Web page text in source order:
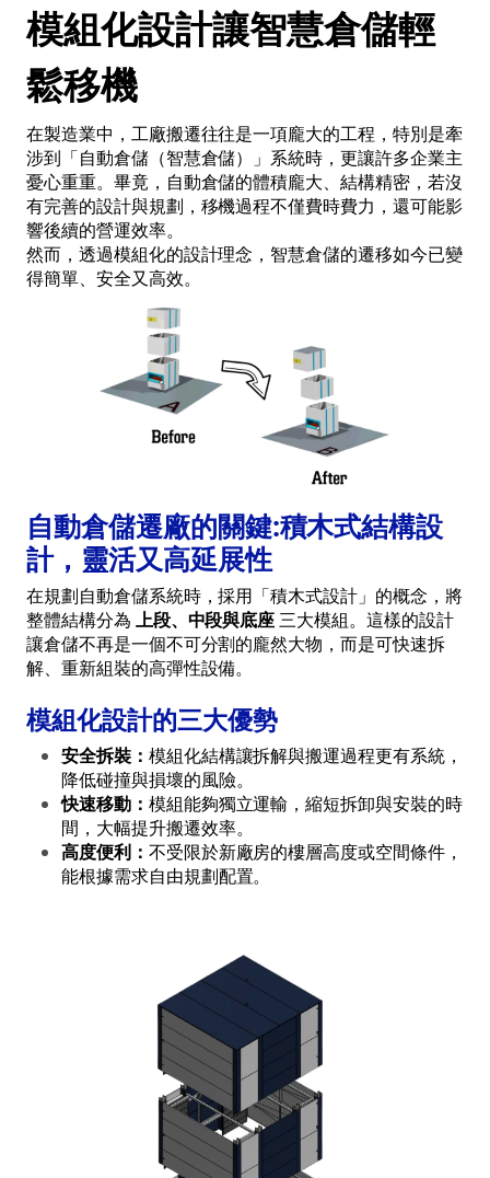
模組化設計讓智慧倉儲輕
鬆移機
在製造業中，工廠搬遷往往是一項龐大的工程，特別是牽
涉到「自動倉儲（智慧倉儲）」系統時，更讓許多企業主
憂心重重。畢竟，自動倉儲的體積龐大、結構精密，若沒
有完善的設計與規劃，移機過程不僅費時費力，還可能影
響後續的營運效率。
然而，透過模組化的設計理念，智慧倉儲的遷移如今已變
得簡單、安全又高效。
自動倉儲遷廠的關鍵:積木式結構設
計，靈活又高延展性
在規劃自動倉儲系統時，採用「積木式設計」的概念，將
整體結構分為 上段、中段與底座三大模組。這樣的設計
讓倉儲不再是一個不可分割的龐然大物，而是可快速拆
解、重新組裝的高彈性設備。
模組化設計的三大優勢
安全拆裝： 模組化結構讓拆解與搬運過程更有系統，
降低碰撞與損壞的風險。
快速移動： 模組能夠獨立運輸，縮短拆卸與安裝的時
間，大幅提升搬遷效率。
高度便利： 不受限於新廠房的樓層高度或空間條件，
能根據需求自由規劃配置。